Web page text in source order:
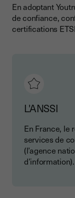
En adoptant
de confiance,
certifications
L'ANSSI
En France, le
services de
(l’agence
d’information).